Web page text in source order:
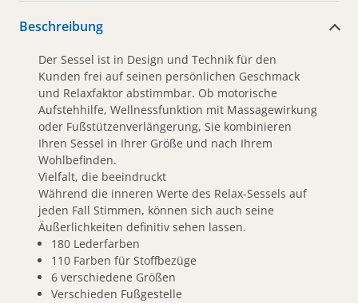
Beschreibung
Der Sessel ist in Design und Technik für den
Kunden frei auf seinen persönlichen Geschmack
und Relaxfaktor abstimmbar. Ob motorische
Aufstehhilfe, Wellnessfunktion mit Massagewirkung
oder Fußstützenverlängerung, Sie kombinieren
Ihren Sessel in Ihrer Größe und nach Ihrem
Wohlbefinden.
Vielfalt, die beeindruckt
Während die inneren Werte des Relax-Sessels auf
jeden Fall Stimmen, können sich auch seine
Äußerlichkeiten definitiv sehen lassen.
180 Lederfarben
110 Farben für Stoffbezüge
6 verschiedene Größen
Verschieden Fußgestelle